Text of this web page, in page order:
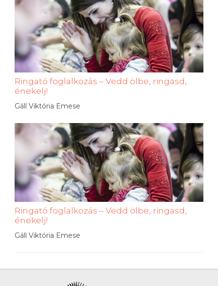
Ringató foglalkozás – Vedd ölbe, ringasd,
énekelj!
Gáll Viktória Emese
Ringató foglalkozás – Vedd ölbe, ringasd,
énekelj!
Gáll Viktória Emese